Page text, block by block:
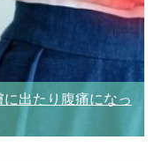
出たり腹痛になっ